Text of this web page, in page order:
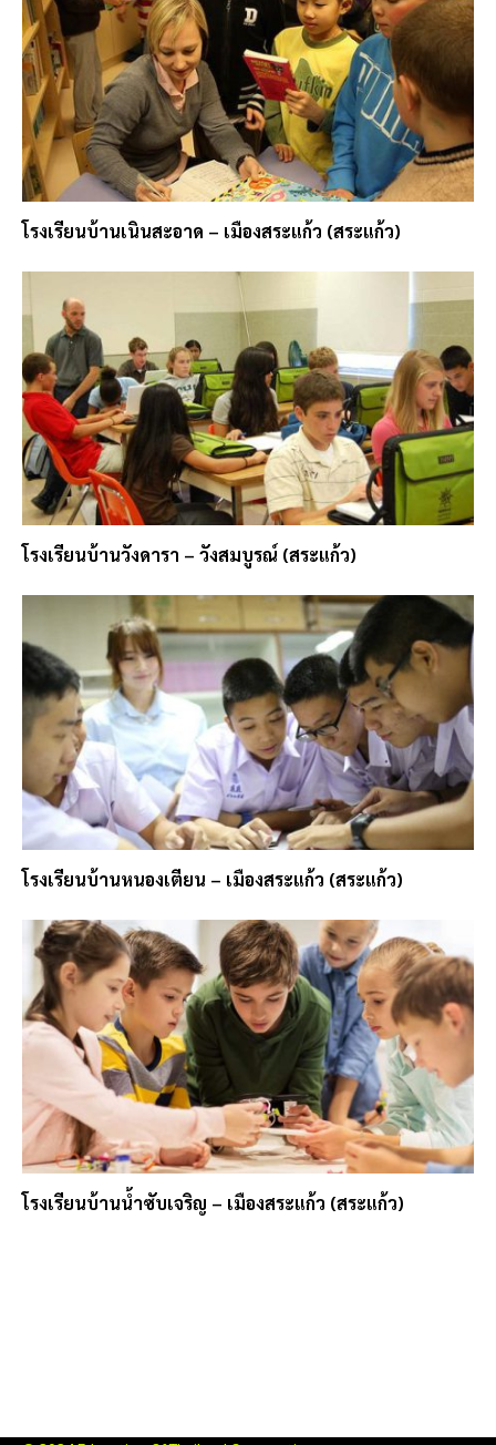
โรงเรียนบ้านเนินสะอาด – เมืองสระแก้ว (สระแก้ว)
โรงเรียนบ้านวังดารา – วังสมบูรณ์ (สระแก้ว)
โรงเรียนบ้านหนองเตียน – เมืองสระแก้ว (สระแก้ว)
โรงเรียนบ้านน้ำซับเจริญ – เมืองสระแก้ว (สระแก้ว)